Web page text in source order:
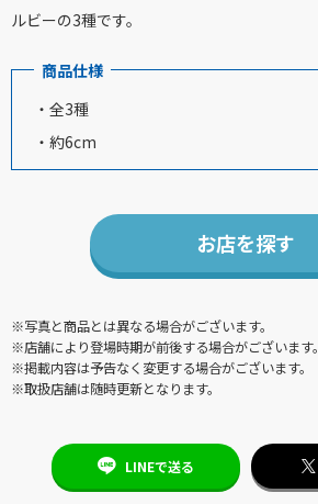
ルビーの3種です。
商品仕様
・全3種
・約6cm
お店を探す
※写真と商品とは異なる場合がございます。
※店舗により登場時期が前後する場合がございます。
※掲載内容は予告なく変更する場合がございます。
※取扱店舗は随時更新となります。
LINEで送る